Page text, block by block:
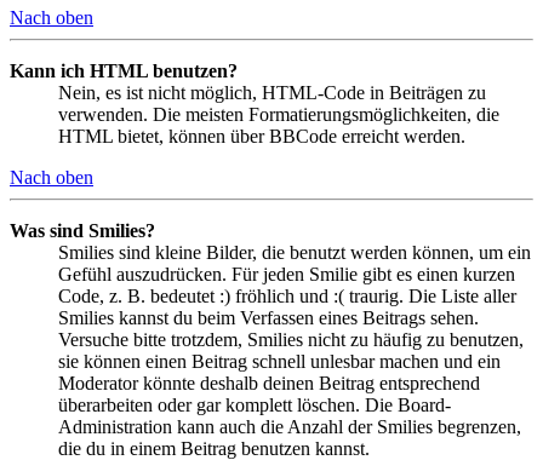
Nach oben
Kann ich HTML benutzen?
Nein, es ist nicht möglich, HTML-Code in Beiträgen zu
verwenden. Die meisten Formatierungsmöglichkeiten, die
HTML bietet, können über BBCode erreicht werden.
Nach oben
Was sind Smilies?
Smilies sind kleine Bilder, die benutzt werden können, um ein
Gefühl auszudrücken. Für jeden Smilie gibt es einen kurzen
Code, z. B. bedeutet :) fröhlich und :( traurig. Die Liste aller
Smilies kannst du beim Verfassen eines Beitrags sehen.
Versuche bitte trotzdem, Smilies nicht zu häufig zu benutzen,
sie können einen Beitrag schnell unlesbar machen und ein
Moderator könnte deshalb deinen Beitrag entsprechend
überarbeiten oder gar komplett löschen. Die Board-
Administration kann auch die Anzahl der Smilies begrenzen,
die du in einem Beitrag benutzen kannst.